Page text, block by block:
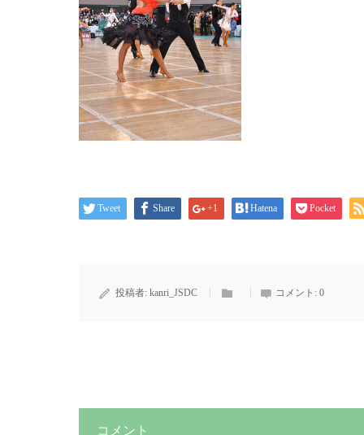
Tweet Share +1 Hatena Pocket
投稿者: kanri_JSDC コメント: 0
コメント